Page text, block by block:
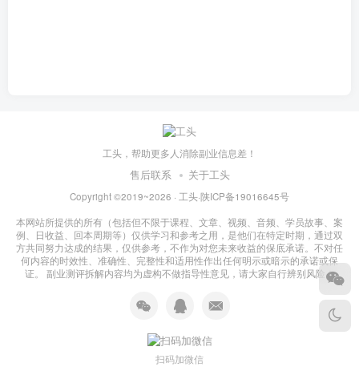
工头，帮助更多人消除副业信息差！
售后联系 关于工头
Copyright ©2019~2026 · 工头·陕ICP备19016645号
本网站所提供的所有（包括但不限于课程、文章、视频、音频、学员故事、案
例、日收益、回本周期等）仅供学习和参考之用，是他们在特定时期，通过双
方共同努力达成的结果，仅供参考，不作为对您未来收益的保底承诺。不对任
何内容的时效性、准确性、完整性和适用性作出任何明示或暗示的承诺或保
证。 副业测评拆解内容均为虚构不做指导性意见，请大家自行辨别风险！
扫码加微信